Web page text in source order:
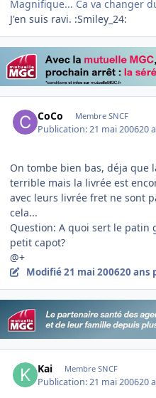
Magnifique... Ca va changer
J'en suis ravi. :Smiley_24:
CoCo Membre SNCF
Publication:21 mai 200620
On tombe bien bas, déja que
terrible mais la livrée est
avec leurs livrée fret ne sont
cela...
Question: A quoi sert le patin
petit capot?
@+
Modifié21 mai 200620 ans
Kai Membre SNCF
Publication:21 mai 200620